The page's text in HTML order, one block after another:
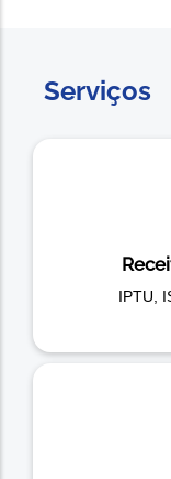
Serviços
IPTU,